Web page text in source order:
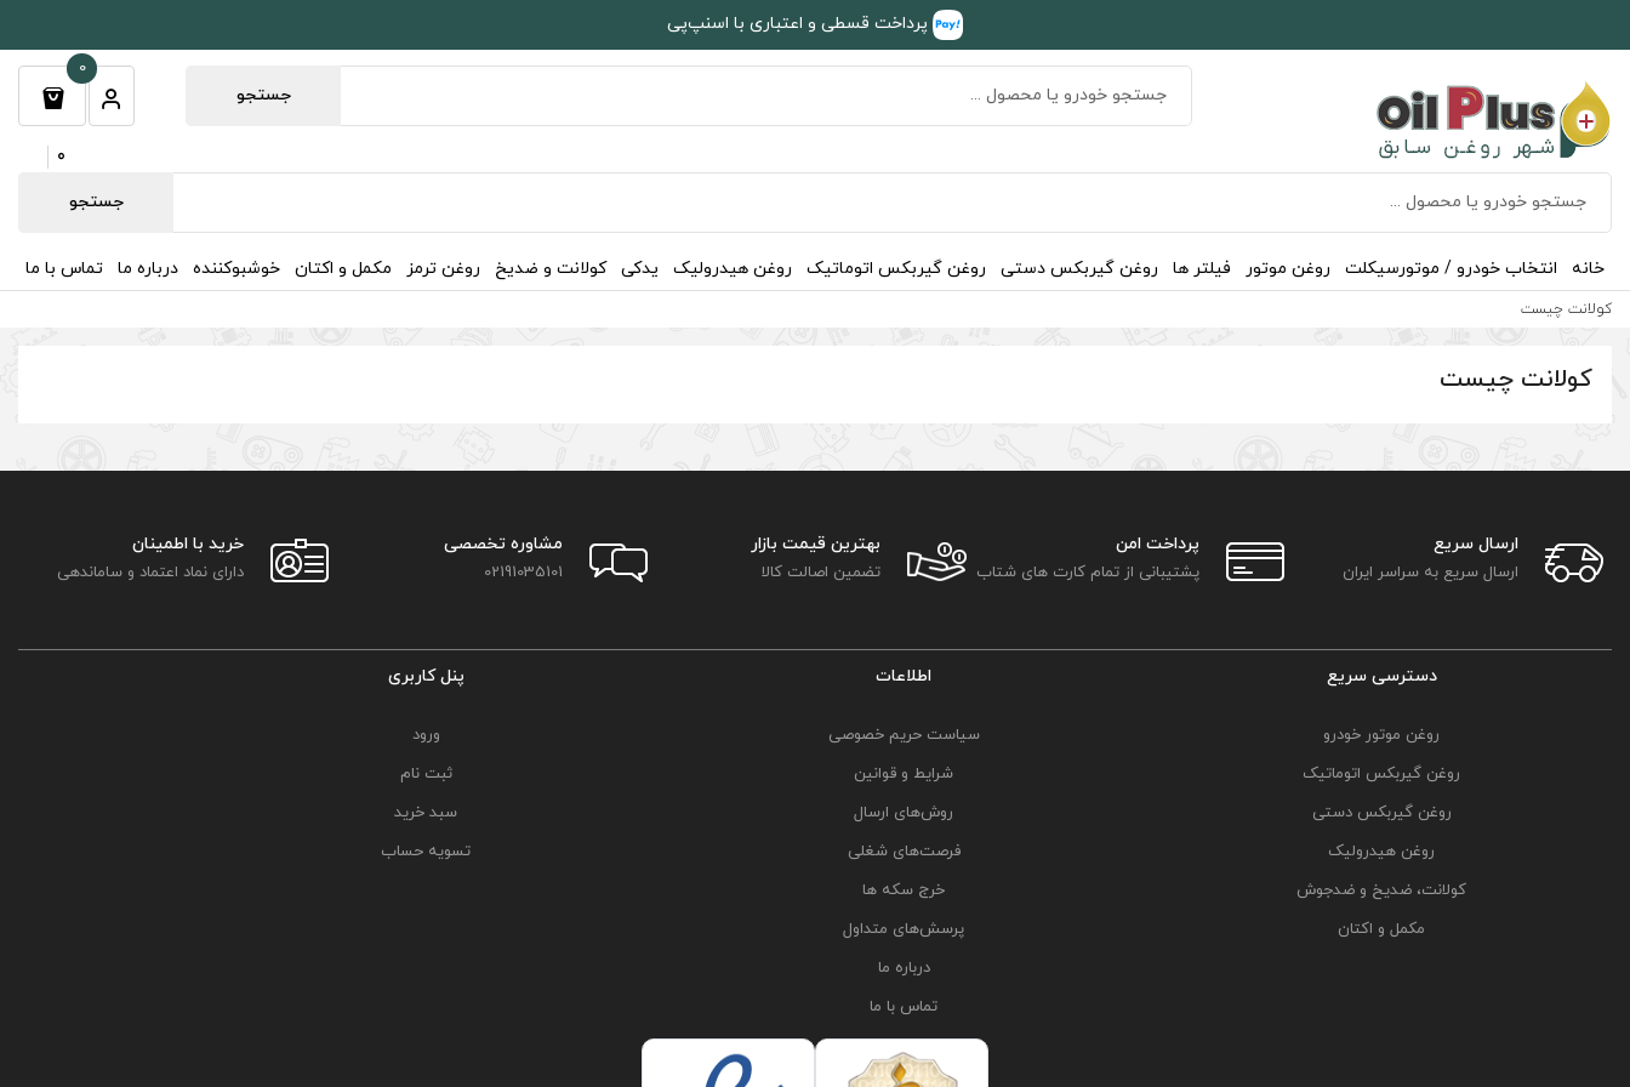
پرداخت قسطی و اعتباری با اسنپ‌پی
جستجو
0
0
جستجو
خانه انتخاب خودرو / موتورسیکلت روغن موتور فیلتر ها روغن گیربکس دستی روغن گیربکس اتوماتیک روغن هیدرولیک یدکی کولانت و ضدیخ روغن ترمز مکمل و اکتان خوشبوکننده درباره ما تماس با ما
کولانت چیست
کولانت چیست
ارسال سریع
ارسال سریع به سراسر ایران
پرداخت امن
پشتیبانی از تمام کارت های شتاب
بهترین قیمت بازار
تضمین اصالت کالا
مشاوره تخصصی
02191035101
خرید با اطمینان
دارای نماد اعتماد و ساماندهی
دسترسی سریع
روغن موتور خودرو
روغن گیربکس اتوماتیک
روغن گیربکس دستی
روغن هیدرولیک
کولانت، ضدیخ و ضدجوش
مکمل و اکتان
اطلاعات
سیاست حریم خصوصی
شرایط و قوانین
روش‌های ارسال
فرصت‌های شغلی
خرج سکه ها
پرسش‌های متداول
درباره ما
تماس با ما
پنل کاربری
ورود
ثبت نام
سبد خرید
تسویه حساب